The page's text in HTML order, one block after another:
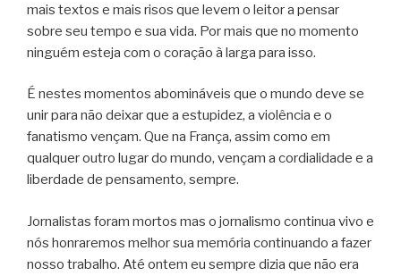
mais textos e mais risos que levem o leitor a pensar
sobre seu tempo e sua vida. Por mais que no momento
ninguém esteja com o coração à larga para isso.
É nestes momentos abomináveis que o mundo deve se
unir para não deixar que a estupidez, a violência e o
fanatismo vençam. Que na França, assim como em
qualquer outro lugar do mundo, vençam a cordialidade e a
liberdade de pensamento, sempre.
Jornalistas foram mortos mas o jornalismo continua vivo e
nós honraremos melhor sua memória continuando a fazer
nosso trabalho. Até ontem eu sempre dizia que não era